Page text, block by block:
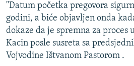
RSE PRIČE IZ SVIJETA
ISPRIČAJ MI
DNEVNO@RSE
"Datum početka pregovora
godini, a biće objavljen onda
dokaze da je spremna za proces
Kacin posle susreta sa
Vojvodine Ištvanom Pastorom .